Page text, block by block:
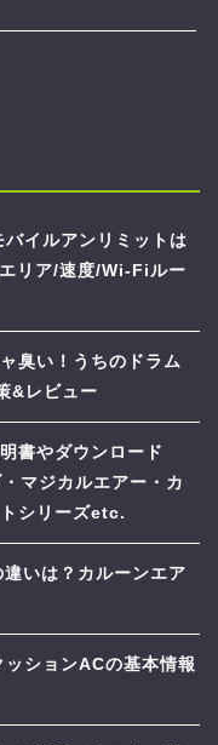
バイルアンリミットは
リア/速度/Wi-Fiルー
臭い！うちのドラム
&レビュー
書やダウンロード
マジカルエアー・カ
シリーズetc.
いは？カルーンエア
ションACの基本情報